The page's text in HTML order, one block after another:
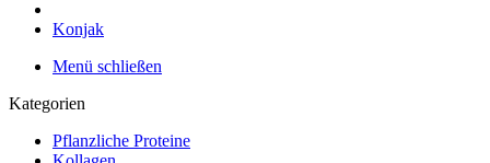
Konjak
Menü schließen
Kategorien
Pflanzliche Proteine